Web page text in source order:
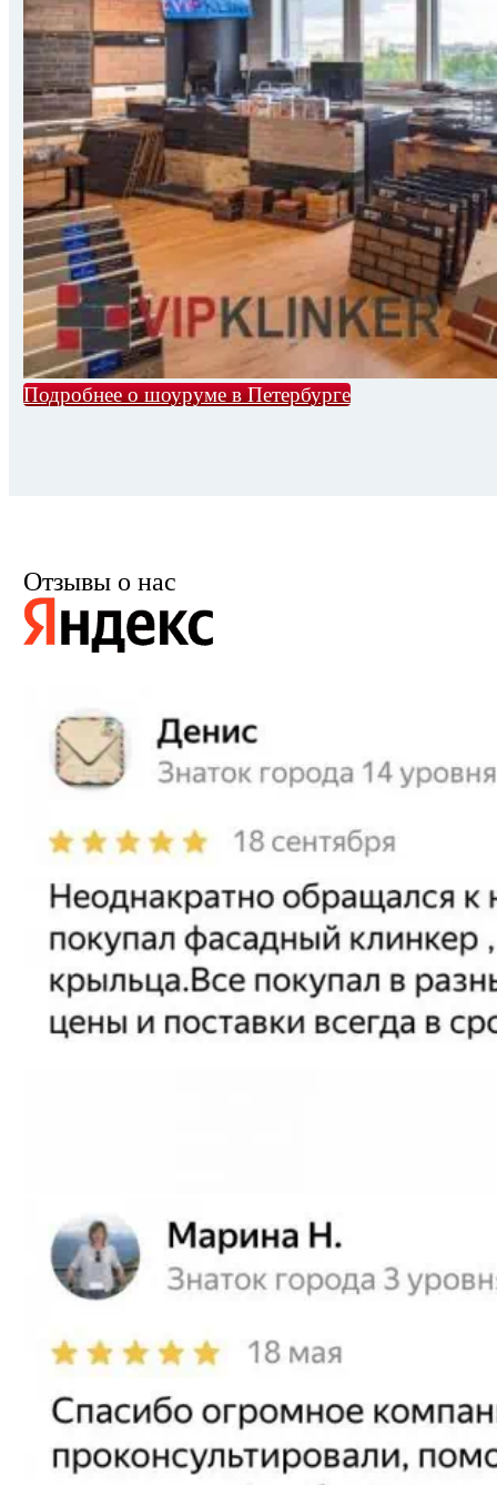
Подробнее о шоуруме в Петербурге
Отзывы о нас